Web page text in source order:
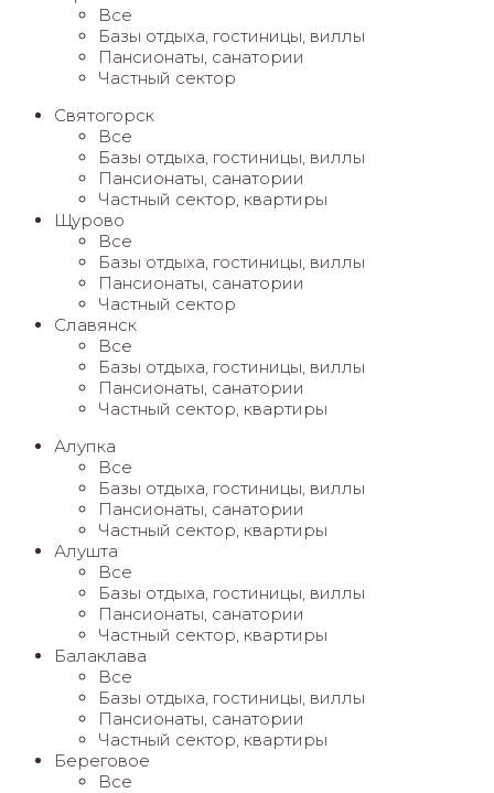
Все
Базы отдыха, гостиницы, виллы
Пансионаты, санатории
Частный сектор
Святогорск
Все
Базы отдыха, гостиницы, виллы
Пансионаты, санатории
Частный сектор, квартиры
Щурово
Все
Базы отдыха, гостиницы, виллы
Пансионаты, санатории
Частный сектор
Славянск
Все
Базы отдыха, гостиницы, виллы
Пансионаты, санатории
Частный сектор, квартиры
Алупка
Все
Базы отдыха, гостиницы, виллы
Пансионаты, санатории
Частный сектор, квартиры
Алушта
Все
Базы отдыха, гостиницы, виллы
Пансионаты, санатории
Частный сектор, квартиры
Балаклава
Все
Базы отдыха, гостиницы, виллы
Пансионаты, санатории
Частный сектор, квартиры
Береговое
Все